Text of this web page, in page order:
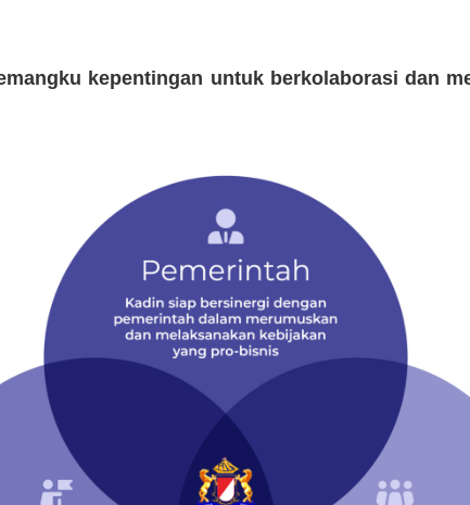
kepentingan untuk berkolaborasi dan